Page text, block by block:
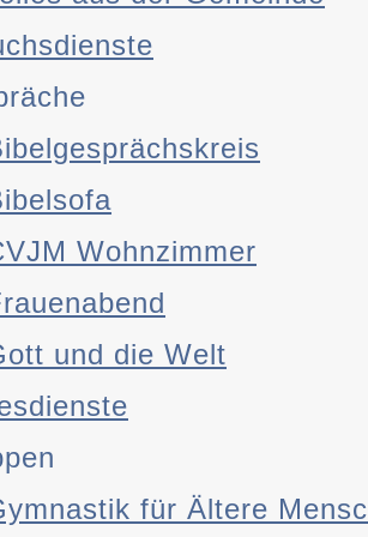
Wohnzimmer
und die Welt
für Ältere